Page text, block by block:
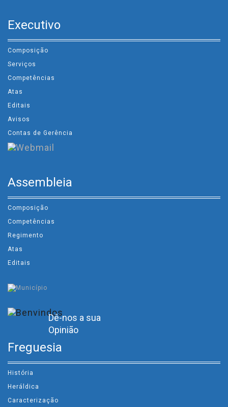
Executivo
Composição
Serviços
Competências
Atas
Editais
Avisos
Contas de Gerência
Assembleia
Composição
Competências
Regimento
Atas
Editais
Dê-nos a sua
Opinião
Freguesia
História
Heráldica
Caracterização